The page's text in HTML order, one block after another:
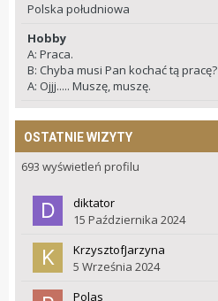
Polska południowa
Hobby
A: Praca.
B: Chyba musi Pan kochać tą pracę?
A: Ojjj..... Muszę, muszę.
OSTATNIE WIZYTY
693 wyświetleń profilu
diktator
15 Października 2024
KrzysztofJarzyna
5 Września 2024
Polas